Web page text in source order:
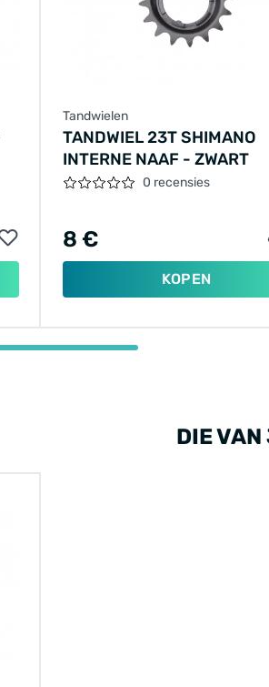
Tandwielen
TANDWIEL 23T SHIMANO
INTERNE NAAF - ZWART
0 recensies
8 €
KOPEN
DIE VAN